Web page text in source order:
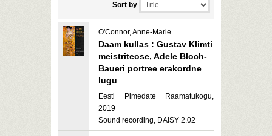
Sort by
O'Connor, Anne-Marie
Daam kullas : Gustav Klimti
meistriteose, Adele Bloch-
Baueri portree erakordne
lugu
Eesti Pimedate Raamatukogu,
2019
Sound recording, DAISY 2.02